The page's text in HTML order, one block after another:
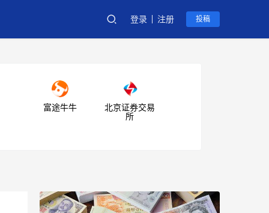
登录 注册 投稿
富途牛牛
北京证券交易
所